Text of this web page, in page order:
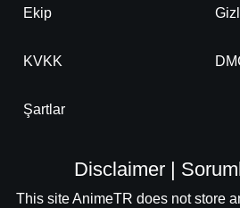
Ekip
KVKK
Şartlar
Disclaimer |
This site AnimeTR does not store